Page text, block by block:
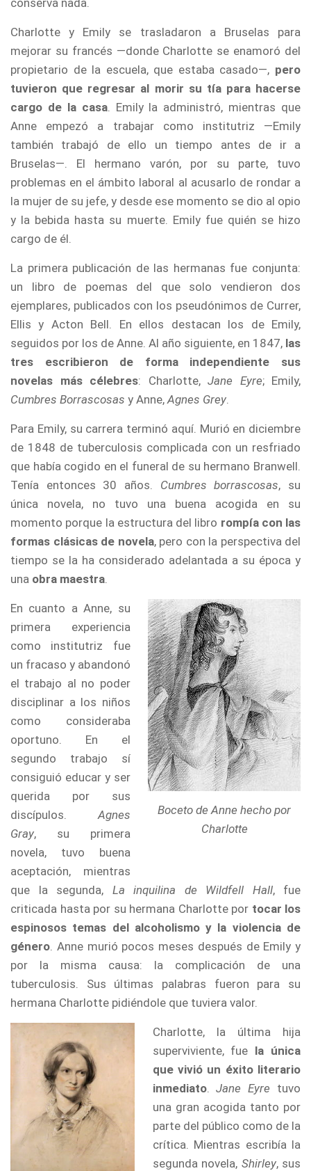
Charlotte y Emily se trasladaron a Bruselas para
mejorar su francés —donde Charlotte se enamoró del
propietario de la escuela, que estaba casado—, pero
tuvieron que regresar al morir su tía para hacerse
cargo de la casa. Emily la administró, mientras que
Anne empezó a trabajar como institutriz —Emily
también trabajó de ello un tiempo antes de ir a
Bruselas—. El hermano varón, por su parte, tuvo
problemas en el ámbito laboral al acusarlo de rondar a
la mujer de su jefe, y desde ese momento se dio al opio
y la bebida hasta su muerte. Emily fue quién se hizo
cargo de él.
La primera publicación de las hermanas fue conjunta:
un libro de poemas del que solo vendieron dos
ejemplares, publicados con los pseudónimos de Currer,
Ellis y Acton Bell. En ellos destacan los de Emily,
seguidos por los de Anne. Al año siguiente, en 1847, las
tres escribieron de forma independiente sus
novelas más célebres: Charlotte, Jane Eyre; Emily,
Cumbres Borrascosas y Anne, Agnes Grey
Para Emily, su carrera terminó aquí. Murió en diciembre
de 1848 de tuberculosis complicada con un resfriado
que había cogido en el funeral de su hermano Branwell.
Tenía entonces 30 años. Cumbres borrascosas, su
única novela, no tuvo una buena acogida en su
momento porque la estructura del libro rompía con las
formas clásicas de novela, pero con la perspectiva del
tiempo se la ha considerado adelantada a su época y
una obra maestra
Boceto de Anne hecho por
Charlotte
En cuanto a Anne, su
primera experiencia
como institutriz fue
un fracaso y abandonó
el trabajo al no poder
disciplinar a los niños
como consideraba
oportuno. En el
segundo trabajo sí
consiguió educar y ser
querida por sus
discípulos. Agnes
Gray, su primera
novela, tuvo buena
aceptación, mientras
que la segunda, La inquilina de Wildfell Hall, fue
criticada hasta por su hermana Charlotte por tocar los
espinosos temas del alcoholismo y la violencia de
género . Anne murió pocos meses después de Emily y
por la misma causa: la complicación de una
tuberculosis. Sus últimas palabras fueron para su
hermana Charlotte pidiéndole que tuviera valor.
Charlotte, la última hija
superviviente, fue la única
que vivió un éxito literario
inmediato.Jane Eyre tuvo
una gran acogida tanto por
parte del público como de la
crítica. Mientras escribía la
segunda novela, Shirley, sus